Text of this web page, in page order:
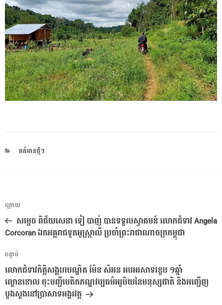
CATEGORIES
ពត៌មានថ្មីៗ
ការ​
នាំទិស​
ប្រកាស
អត្ថបទ
មុន
ក្រោយ
សម្តេច ពិជ័យសេនា ទៀ បាញ់ បានទទួលស្វាគមន៍ លោកជំទាវ Angela
Corcoran ឯកអគ្គរាជទូតអូស្ត្រាលី ប្រចាំព្រះរាជាណាចក្រកម្ពុជា
អត្ថបទ
បន្ទាប់
បន្ទាប់
លោកជំទាវកិត្តិសង្គហបណ្ឌិត ម៉ែន សំអន អបអរសាទរខួប ១ឆ្នាំ
ល្ខោនខោល ចុះបញ្ជីបេតិកភណ្ឌវប្បធម៌អរូបិយនៃមនុស្សជាតិ និងអញ្ជើញ
បួងសួងនៅប្រាសាទអង្គរវត្ត